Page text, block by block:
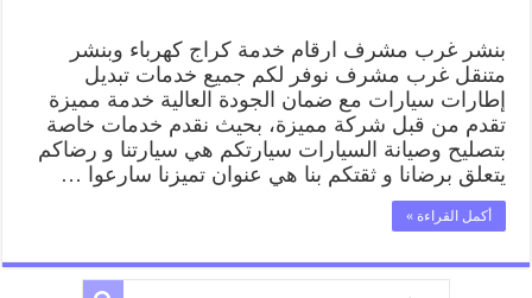
بنشر غرب مشرف ارقام خدمة كراج كهرباء وبنشر
متنقل غرب مشرف نوفر لكم جميع خدمات تبديل
إطارات سيارات مع ضمان الجودة العالية خدمة مميزة
تقدم من قبل شركة مميزة، بحيث نقدم خدمات خاصة
بتصليح وصيانة السيارات سيارتكم هي سيارتنا و رضاكم
يتعلق برضانا و ثقتكم بنا هي عنوان تميزنا سارعوا …
أكمل القراءة »